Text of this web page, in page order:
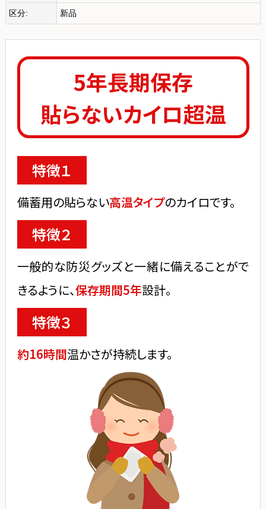
区分: 新品
5年長期保存
貼らないカイロ超温
特徴１
備蓄用の貼らない高温タイプのカイロです。
特徴２
一般的な防災グッズと一緒に備えることがで
きるように、保存期間5年設計。
特徴３
約16時間温かさが持続します。